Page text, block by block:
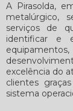
A Pirasolda,
metalúrgico,
serviços de
identificar e
excelência do
clientes
sistema